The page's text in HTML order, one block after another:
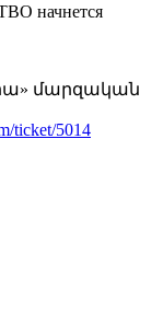
начнется
մարզական
ticket/5014